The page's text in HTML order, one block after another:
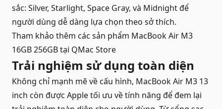
sắc: Silver, Starlight, Space Gray, và Midnight để
người dùng dễ dàng lựa chọn theo sở thích.
Tham khảo thêm các sản phẩm MacBook Air M3
16GB 256GBtại QMac Store
Trải nghiệm sử dụng toàn diện
Không chỉ mạnh mẽ về cấu hình, MacBook Air M3 13
inch còn được Apple tối ưu về tính năng để đem lại